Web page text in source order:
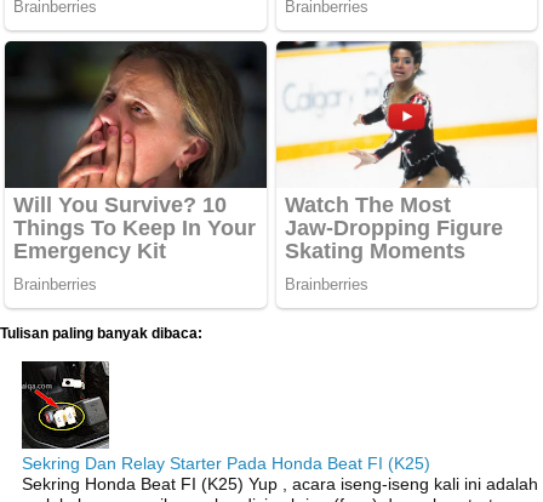
Tulisan paling banyak dibaca:
Sekring Dan Relay Starter Pada Honda Beat FI (K25)
Sekring Honda Beat FI (K25) Yup , acara iseng-iseng kali ini adalah